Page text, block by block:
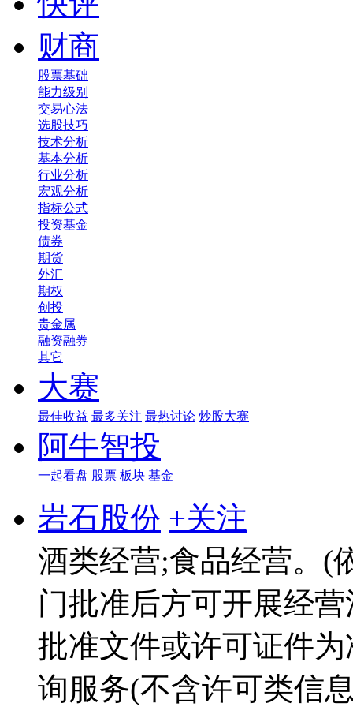
财商
股票基础
能力级别
交易心法
选股技巧
技术分析
基本分析
行业分析
宏观分析
指标公式
投资基金
债券
期货
外汇
期权
创投
贵金属
融资融券
其它
大赛
最佳收益 最多关注 最热讨论 炒股大赛
阿牛智投
一起看盘 股票 板块 基金
岩石股份 +关注
酒类经营;食品经营。(
门批准后方可开展经
批准文件或许可证件
询服务(不含许可类信